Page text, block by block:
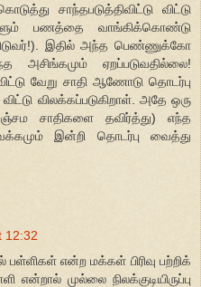
சாந்தபடுத்திவிட்டு விட்டு
பணத்தை வாங்கிக்கொண்டு
இதில் அந்த பெண்ணுக்கோ
ஏறப்படுவதில்லை!
வேறு சாதி ஆணோடு தொடர்பு
விலக்கப்படுகிறாள். அதே ஒரு
சாதிகளை தவிர்த்து) எந்த
இன்றி தொடர்பு வைத்து
12:32
என்ற மக்கள் பிரிவு பற்றிக்
முல்லை நிலக்குடியிருப்பு